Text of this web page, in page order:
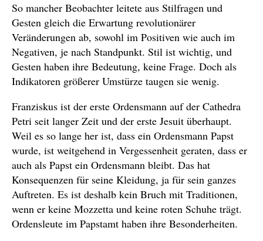
So mancher Beobachter leitete aus Stilfragen und
Gesten gleich die Erwartung revolutionärer
Veränderungen ab, sowohl im Positiven wie auch im
Negativen, je nach Standpunkt. Stil ist wichtig, und
Gesten haben ihre Bedeutung, keine Frage. Doch als
Indikatoren größerer Umstürze taugen sie wenig.
Franziskus ist der erste Ordensmann auf der Cathedra
Petri seit langer Zeit und der erste Jesuit überhaupt.
Weil es so lange her ist, dass ein Ordensmann Papst
wurde, ist weitgehend in Vergessenheit geraten, dass er
auch als Papst ein Ordensmann bleibt. Das hat
Konsequenzen für seine Kleidung, ja für sein ganzes
Auftreten. Es ist deshalb kein Bruch mit Traditionen,
wenn er keine Mozzetta und keine roten Schuhe trägt.
Ordensleute im Papstamt haben ihre Besonderheiten.